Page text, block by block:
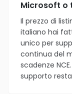
Microsoft o
Il prezzo di
italiano hai
unico per
continua del
scadenze
supporto